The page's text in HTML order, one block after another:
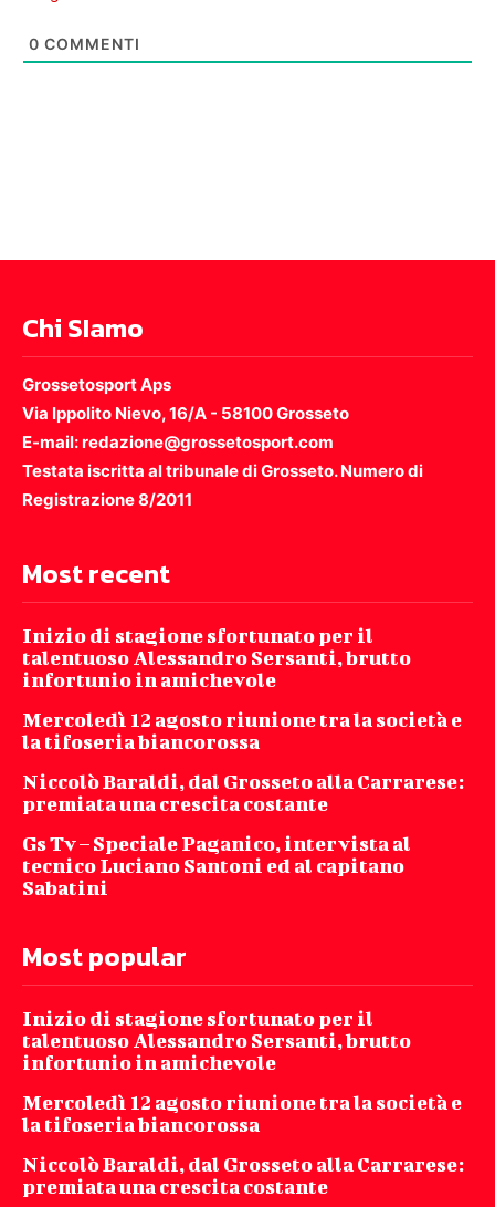
0 COMMENTI
Chi SIamo
Grossetosport Aps
Via Ippolito Nievo, 16/A - 58100 Grosseto
E-mail: redazione@grossetosport.com
Testata iscritta al tribunale di Grosseto. Numero di
Registrazione 8/2011
Most recent
Inizio di stagione sfortunato per il
talentuoso Alessandro Sersanti, brutto
infortunio in amichevole
Mercoledì 12 agosto riunione tra la società e
la tifoseria biancorossa
Niccolò Baraldi, dal Grosseto alla Carrarese:
premiata una crescita costante
Gs Tv – Speciale Paganico, intervista al
tecnico Luciano Santoni ed al capitano
Sabatini
Most popular
Inizio di stagione sfortunato per il
talentuoso Alessandro Sersanti, brutto
infortunio in amichevole
Mercoledì 12 agosto riunione tra la società e
la tifoseria biancorossa
Niccolò Baraldi, dal Grosseto alla Carrarese:
premiata una crescita costante